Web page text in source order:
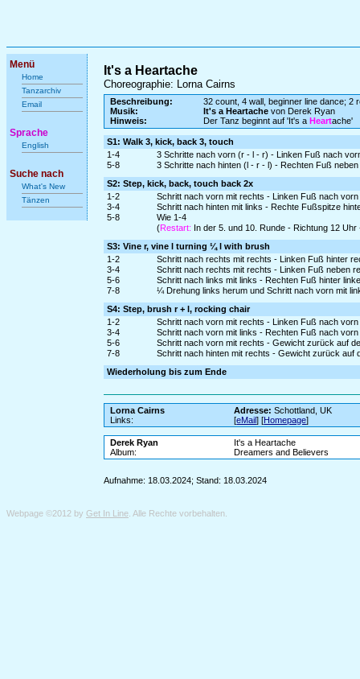
Menü
Home
Tanzarchiv
Email
Sprache
English
Suche nach
What's New
Tänzen
It's a Heartache
Choreographie: Lorna Cairns
Beschreibung:
32 count, 4 wall, beginner line dance; 2
Musik:
It's a Heartachevon Derek Ryan
Hinweis:
Der Tanz beginnt auf 'It's a Heartache'
S1: Walk 3, kick, back 3, touch
1-4
3 Schritte nach vorn (r - l - r) - Linken Fuß nach
5-8
3 Schritte nach hinten (l - r - l) - Rechten Fuß neben
S2: Step, kick, back, touch back 2x
1-2
Schritt nach vorn mit rechts - Linken Fuß nach
3-4
Schritt nach hinten mit links - Rechte Fußspitze
5-8
Wie 1-4
(Restart: In der 5. und 10. Runde - Richtung 12
S3: Vine r, vine l turning ¼ l with brush
1-2
Schritt nach rechts mit rechts - Linken Fuß hinter
3-4
Schritt nach rechts mit rechts - Linken Fuß neben
5-6
Schritt nach links mit links - Rechten Fuß hinter
7-8
¼ Drehung links herum und Schritt nach vorn mit
S4: Step, brush r + l, rocking chair
1-2
Schritt nach vorn mit rechts - Linken Fuß nach
3-4
Schritt nach vorn mit links - Rechten Fuß nach
5-6
Schritt nach vorn mit rechts - Gewicht zurück auf
7-8
Schritt nach hinten mit rechts - Gewicht zurück auf
Wiederholung bis zum Ende
Lorna Cairns Adresse: Schottland, UK
Links:
[eMail] [Homepage]
Derek Ryan
It's a Heartache
Album:
Dreamers and Believers
Aufnahme: 18.03.2024; Stand: 18.03.2024
Webpage ©2012 by Get In Line . Alle Rechte vorbehalten.